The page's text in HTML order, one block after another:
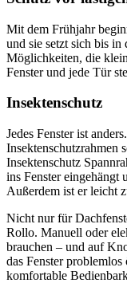
Mit dem Frühjahr
und sie setzt sich bis
Möglichkeiten, die
Fenster und jede Tür
Insektenschutz
Jedes Fenster ist
Insektenschutzrahmen
Insektenschutz
ins Fenster eingehängt
Außerdem ist er leicht
Nicht nur für
Rollo. Manuell oder
brauchen – und auf
das Fenster
komfortable